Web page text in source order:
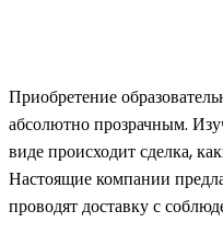
Приобретение
абсолютно прозрачным.
виде происходит сделка,
Настоящие компании
проводят доставку с